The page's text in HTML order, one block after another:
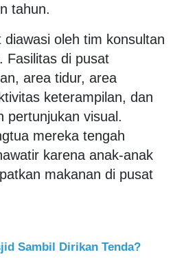
tahun.
oleh tim konsultan
Fasilitas di pusat
area tidur, area
keterampilan, dan
pertunjukan visual.
mereka tengah
karena anak-anak
makanan di pusat
Sambil Dirikan Tenda?